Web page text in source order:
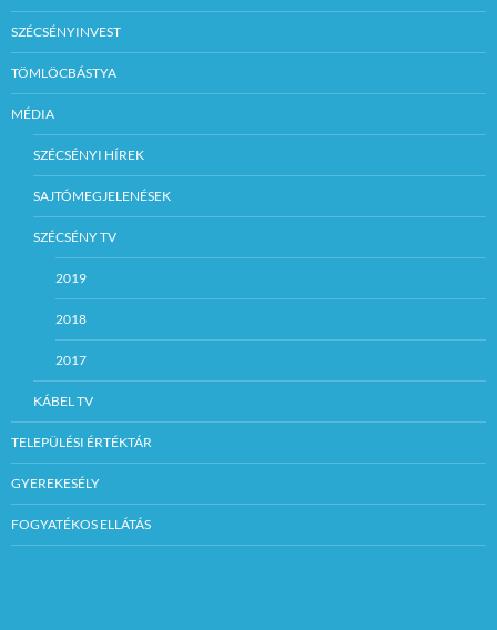
SZÉCSÉNYINVEST
TÖMLÖCBÁSTYA
MÉDIA
SZÉCSÉNYI HÍREK
SAJTÓMEGJELENÉSEK
SZÉCSÉNY TV
2019
2018
2017
KÁBEL TV
TELEPÜLÉSI ÉRTÉKTÁR
GYEREKESÉLY
FOGYATÉKOS ELLÁTÁS